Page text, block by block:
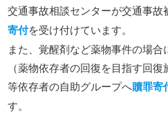
交通事故相談センターが交通事故
寄付を受け付けています。
また、覚醒剤など薬物事件の場
（薬物依存者の回復を目指す回
等依存者の自助グループへ贖罪寄
す。